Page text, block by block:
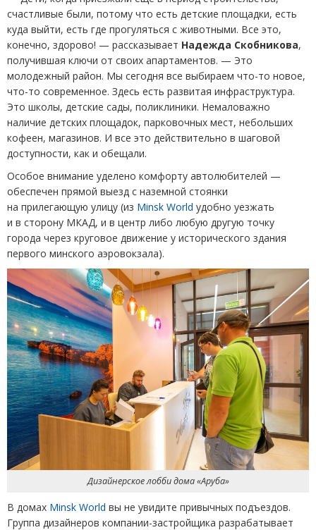
счастливые были, потому что есть детские площадки, есть
куда выйти, есть где прогуляться с животными. Все это,
конечно, здорово! — рассказывает Надежда Скобникова,
получившая ключи от своих апартаментов. — Это
молодежный район. Мы сегодня все выбираем что-то новое,
что-то современное. Здесь есть развитая инфраструктура.
Это школы, детские сады, поликлиники. Немаловажно
наличие детских площадок, парковочных мест, небольших
кофеен, магазинов. И все это действительно в шаговой
доступности, как и обещали.
Особое внимание уделено комфорту автолюбителей —
обеспечен прямой выезд с наземной стоянки
на прилегающую улицу (из Minsk World удобно уезжать
и в сторону МКАД, и в центр либо любую другую точку
города через круговое движение у исторического здания
первого минского аэровокзала).
Дизайнерское лобби дома «Аруба»
В домах Minsk World вы не увидите привычных подъездов.
Группа дизайнеров компании-застройщика разрабатывает